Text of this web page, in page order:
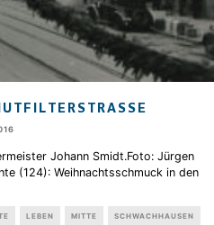
Johann Smidt.Foto: Jürgen
(124): Weihnachtsschmuck in den
LEBEN MITTE SCHWACHHAUSEN